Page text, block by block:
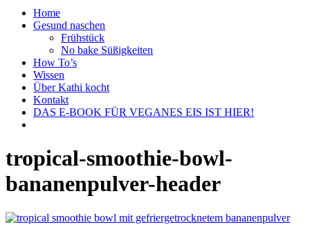
Home
Gesund naschen
Frühstück
No bake Süßigkeiten
How To’s
Wissen
Über Kathi kocht
Kontakt
DAS E-BOOK FÜR VEGANES EIS IST HIER!
tropical-smoothie-bowl-
bananenpulver-header